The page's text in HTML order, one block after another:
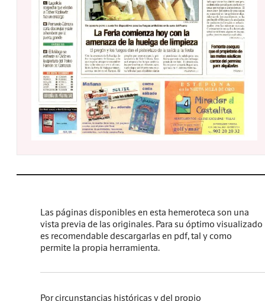
Las páginas disponibles en esta hemeroteca son una
vista previa de las originales. Para su óptimo visualizado
es recomendable descargarlas en pdf, tal y como
permite la propia herramienta.
Por circunstancias históricas y del propio